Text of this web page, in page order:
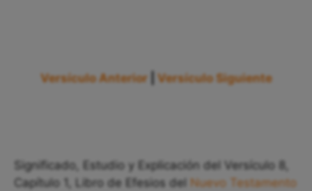
Versículo Anterior Versículo Siguiente
Significado, Estudio y Explicación del Versículo 8,
Capítulo 1, Libro de Efesios del Nuevo Testamento